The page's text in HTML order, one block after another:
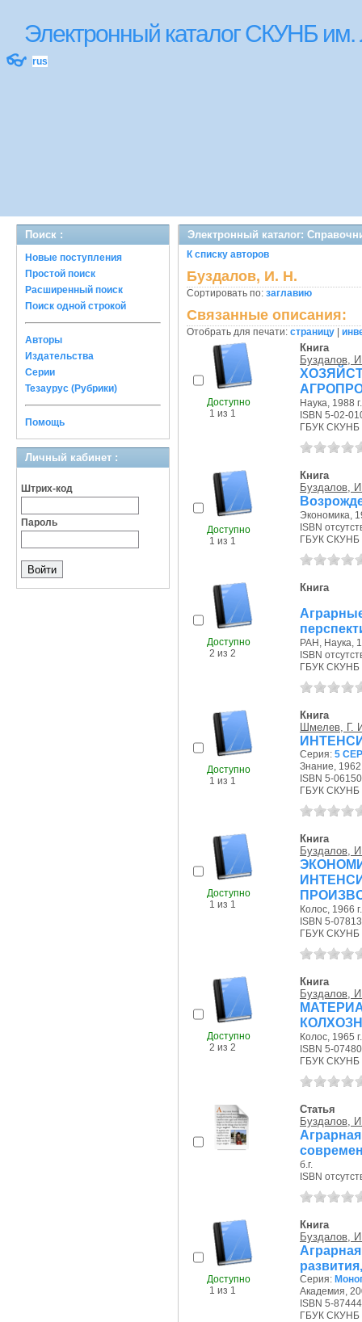
Электронный каталог СКУНБ
👓 rus
Поиск :
Новые поступления
Простой поиск
Расширенный поиск
Поиск одной строкой
Авторы
Издательства
Серии
Тезаурус (Рубрики)
Помощь
Личный кабинет :
Штрих-код
Пароль
Электронный каталог:
К списку авторов
Буздалов, И. Н.
Сортировать по: заглавию
Связанные описания:
Отобрать для печати: страницу
Доступно
1 из 1
Книга
Буздалов,
Наука, 1988 г.
ISBN 5-02-
ГБУК
Доступно
1 из 1
Книга
Буздалов,
Экономика,
ISBN
ГБУК
Доступно
2 из 2
Книга
РАН, Наука,
ISBN
ГБУК
Доступно
1 из 1
Книга
Шмелев, Г.
Серия: 5
Знание, 1962
ISBN 5-
ГБУК
Доступно
1 из 1
Книга
Буздалов,
Колос, 1966 г.
ISBN 5-
ГБУК
Доступно
2 из 2
Книга
Буздалов,
Колос, 1965 г.
ISBN 5-
ГБУК
Статья
Буздалов,
б.г.
ISBN
Доступно
1 из 1
Книга
Буздалов,
Серия:
Академия,
ISBN 5-
ГБУК